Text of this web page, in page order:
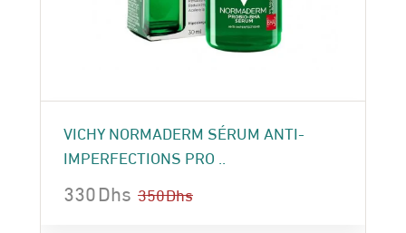
VICHY NORMADERM SÉRUM ANTI-
IMPERFECTIONS PRO ..
350Dhs
330Dhs